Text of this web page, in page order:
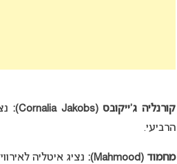
קורנליה ג’ייקובס (Cornalia Jakobs):
הרביעי.
מחמוד (Mahmood): נציג איטליה לאירוויזיון 2019 עם